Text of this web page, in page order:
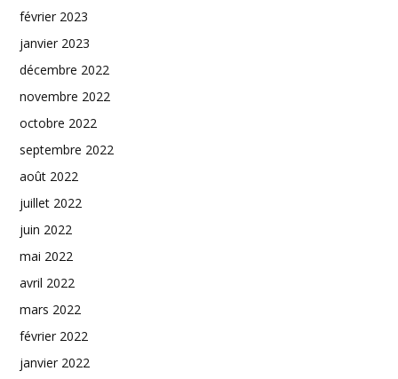
février 2023
janvier 2023
décembre 2022
novembre 2022
octobre 2022
septembre 2022
août 2022
juillet 2022
juin 2022
mai 2022
avril 2022
mars 2022
février 2022
janvier 2022